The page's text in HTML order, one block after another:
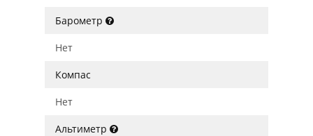
Барометр
Нет
Компас
Нет
Альтиметр